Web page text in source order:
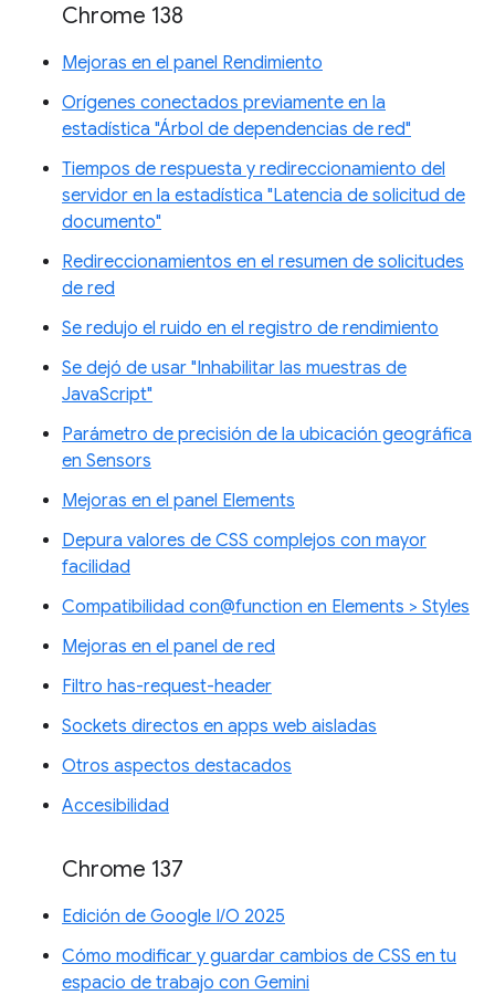
Chrome 138
Mejoras en el panel Rendimiento
Orígenes conectados previamente en la
estadística "Árbol de dependencias de red"
Tiempos de respuesta y redireccionamiento del
servidor en la estadística "Latencia de solicitud de
documento"
Redireccionamientos en el resumen de solicitudes
de red
Se redujo el ruido en el registro de rendimiento
Se dejó de usar "Inhabilitar las muestras de
JavaScript"
Parámetro de precisión de la ubicación geográfica
en Sensors
Mejoras en el panel Elements
Depura valores de CSS complejos con mayor
facilidad
Compatibilidad con@function en Elements > Styles
Mejoras en el panel de red
Filtro has-request-header
Sockets directos en apps web aisladas
Otros aspectos destacados
Accesibilidad
Chrome 137
Edición de Google I/O 2025
Cómo modificar y guardar cambios de CSS en tu
espacio de trabajo con Gemini